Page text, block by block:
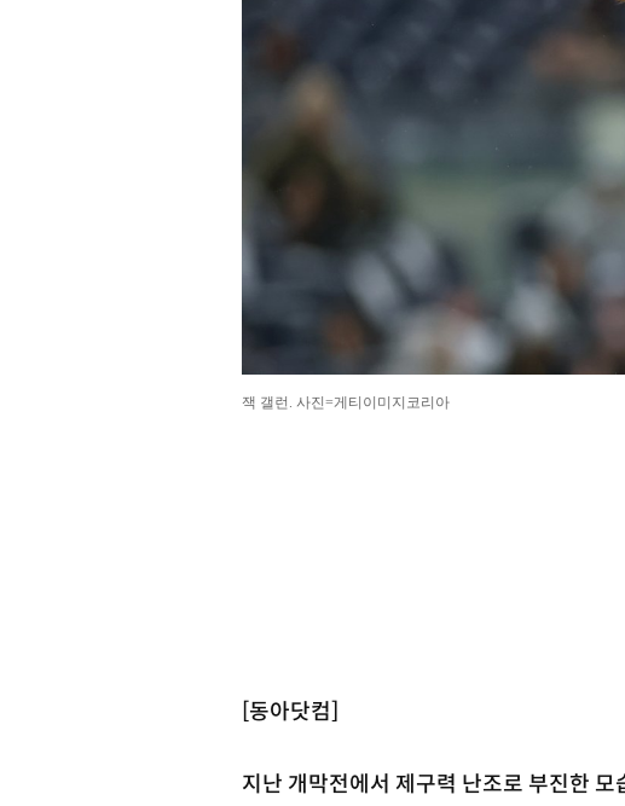
잭 갤런. 사진=게티이미지코리아
[동아닷컴]
지난 개막전에서 제구력 난조로 부진한